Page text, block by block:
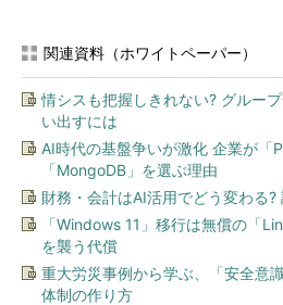
関連資料（ホワイトペーパー）
情シスも把握しきれない? グルー
い出すには
AI時代の基盤争いが激化 企業が「
「MongoDB」を選ぶ理由
財務・会計はAI活用でどう変わる
「Windows 11」移行は無償の「
を襲う代償
重大労災事例から学ぶ、「安全意
体制の作り方